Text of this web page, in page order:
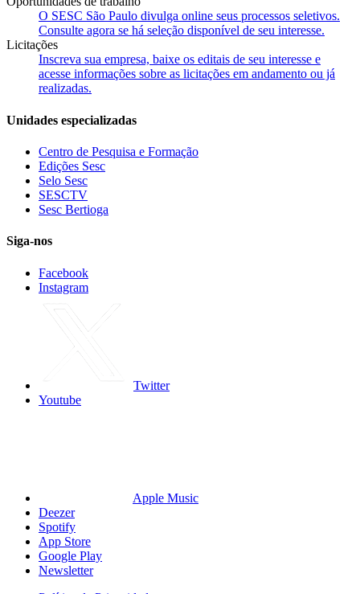
O SESC São Paulo divulga online seus processos seletivos.
Consulte agora se há seleção disponível de seu interesse.
Licitações
Inscreva sua empresa, baixe os editais de seu interesse e
acesse informações sobre as licitações em andamento ou já
realizadas.
Unidades especializadas
Centro de Pesquisa e Formação
Edições Sesc
Selo Sesc
SESCTV
Sesc Bertioga
Siga-nos
Facebook
Instagram
Twitter
Youtube
Apple Music
Deezer
Spotify
App Store
Google Play
Newsletter